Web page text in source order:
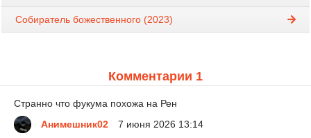
Собиратель божественного (2023)
Комментарии 1
Странно что фукума похожа на Рен
Анимешник02
7 июня 2026 13:14